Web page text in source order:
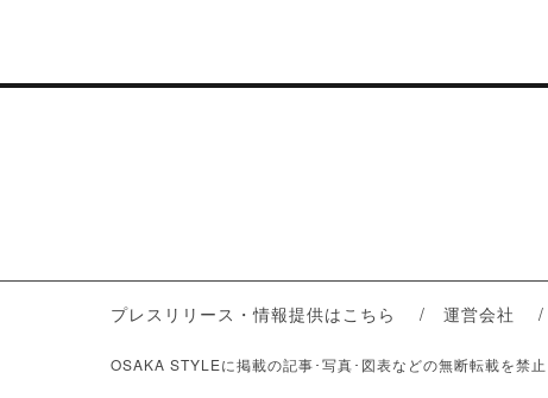
プレスリリース・情報提供はこちら 運営会社
OSAKA STYLEに掲載の記事･写真･図表などの無断転載を禁